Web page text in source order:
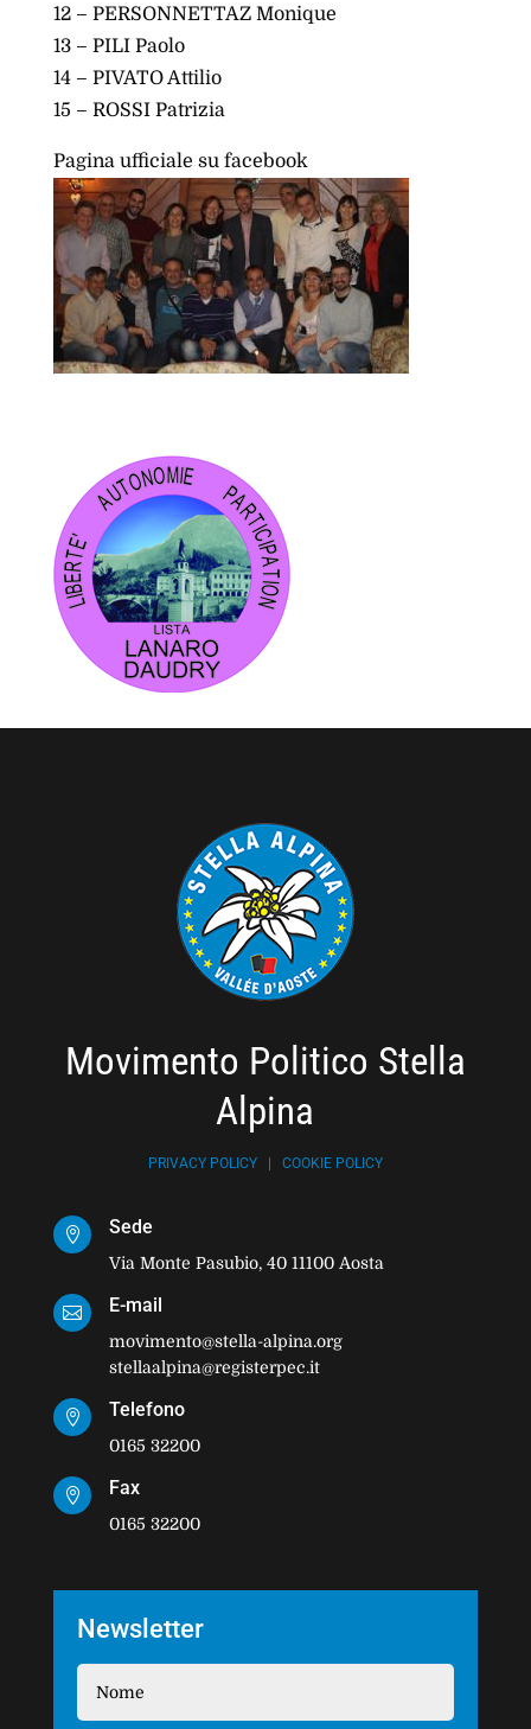
12 – PERSONNETTAZ Monique
13 – PILI Paolo
14 – PIVATO Attilio
15 – ROSSI Patrizia
Pagina ufficiale su facebook
Movimento Politico Stella
Alpina
PRIVACY POLICY| COOKIE POLICY
 Sede
Via Monte Pasubio, 40 11100 Aosta
 E-mail
movimento@stella-alpina.org
stellaalpina@registerpec.it
 Telefono
0165 32200
 Fax
0165 32200
Newsletter